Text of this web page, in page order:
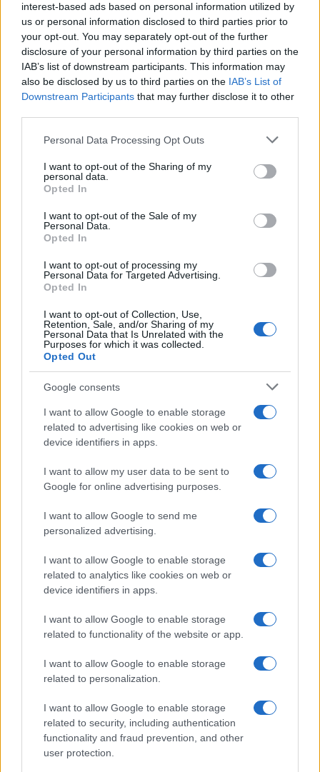
interest-based ads based on personal information utilized by
us or personal information disclosed to third parties prior to
your opt-out. You may separately opt-out of the further
disclosure of your personal information by third parties on the
IAB’s list of downstream participants. This information may
also be disclosed by us to third parties on the IAB’s List of
Downstream Participants that may further disclose it to other
Please note that this website/app uses one or more Google
not limited to your visit or usage behaviour. You may click to
grant or deny consent to Google and its third-party tags to
use your data for below specified purposes in below Google
consent section.
Personal Data Processing Opt Outs
I want to opt-out of the Sharing of my
personal data.
Opted In
I want to opt-out of the Sale of my
Personal Data.
Opted In
I want to opt-out of processing my
Personal Data for Targeted Advertising.
Opted In
I want to opt-out of Collection, Use,
Retention, Sale, and/or Sharing of my
Personal Data that Is Unrelated with the
Purposes for which it was collected.
Opted Out
Google consents
I want to allow Google to enable storage
related to advertising like cookies on web or
device identifiers in apps.
I want to allow my user data to be sent to
Google for online advertising purposes.
I want to allow Google to send me
personalized advertising.
I want to allow Google to enable storage
related to analytics like cookies on web or
device identifiers in apps.
I want to allow Google to enable storage
related to functionality of the website or app.
I want to allow Google to enable storage
related to personalization.
I want to allow Google to enable storage
related to security, including authentication
functionality and fraud prevention, and other
user protection.
Sei già abbonato?
Puoi effettuare l'accesso andando nella
sezioneLogindal menù del sito o
cliccandoqui
Eliporto Arzachena
Eliporto Costa Smeralda
Eliporto Mirialveda
Mirialveda Arzachena
Notizie Arzachena
Notizie Gallura
Notizie in tempo reale?
Entra nel canale telegram di
Inviaci le tue segnalazioni,
i tuoi video e le tue foto
Su WhatsApp al numero +39
345 356 7512
Ricevi le nostre ultime news
F
a
ce
b
o
o
T
w
it
te
r
Pi
n
te
re
st
W
h
at
s
A
p
S
h
re
Articolo precedente
NOTIZIE RECENTI